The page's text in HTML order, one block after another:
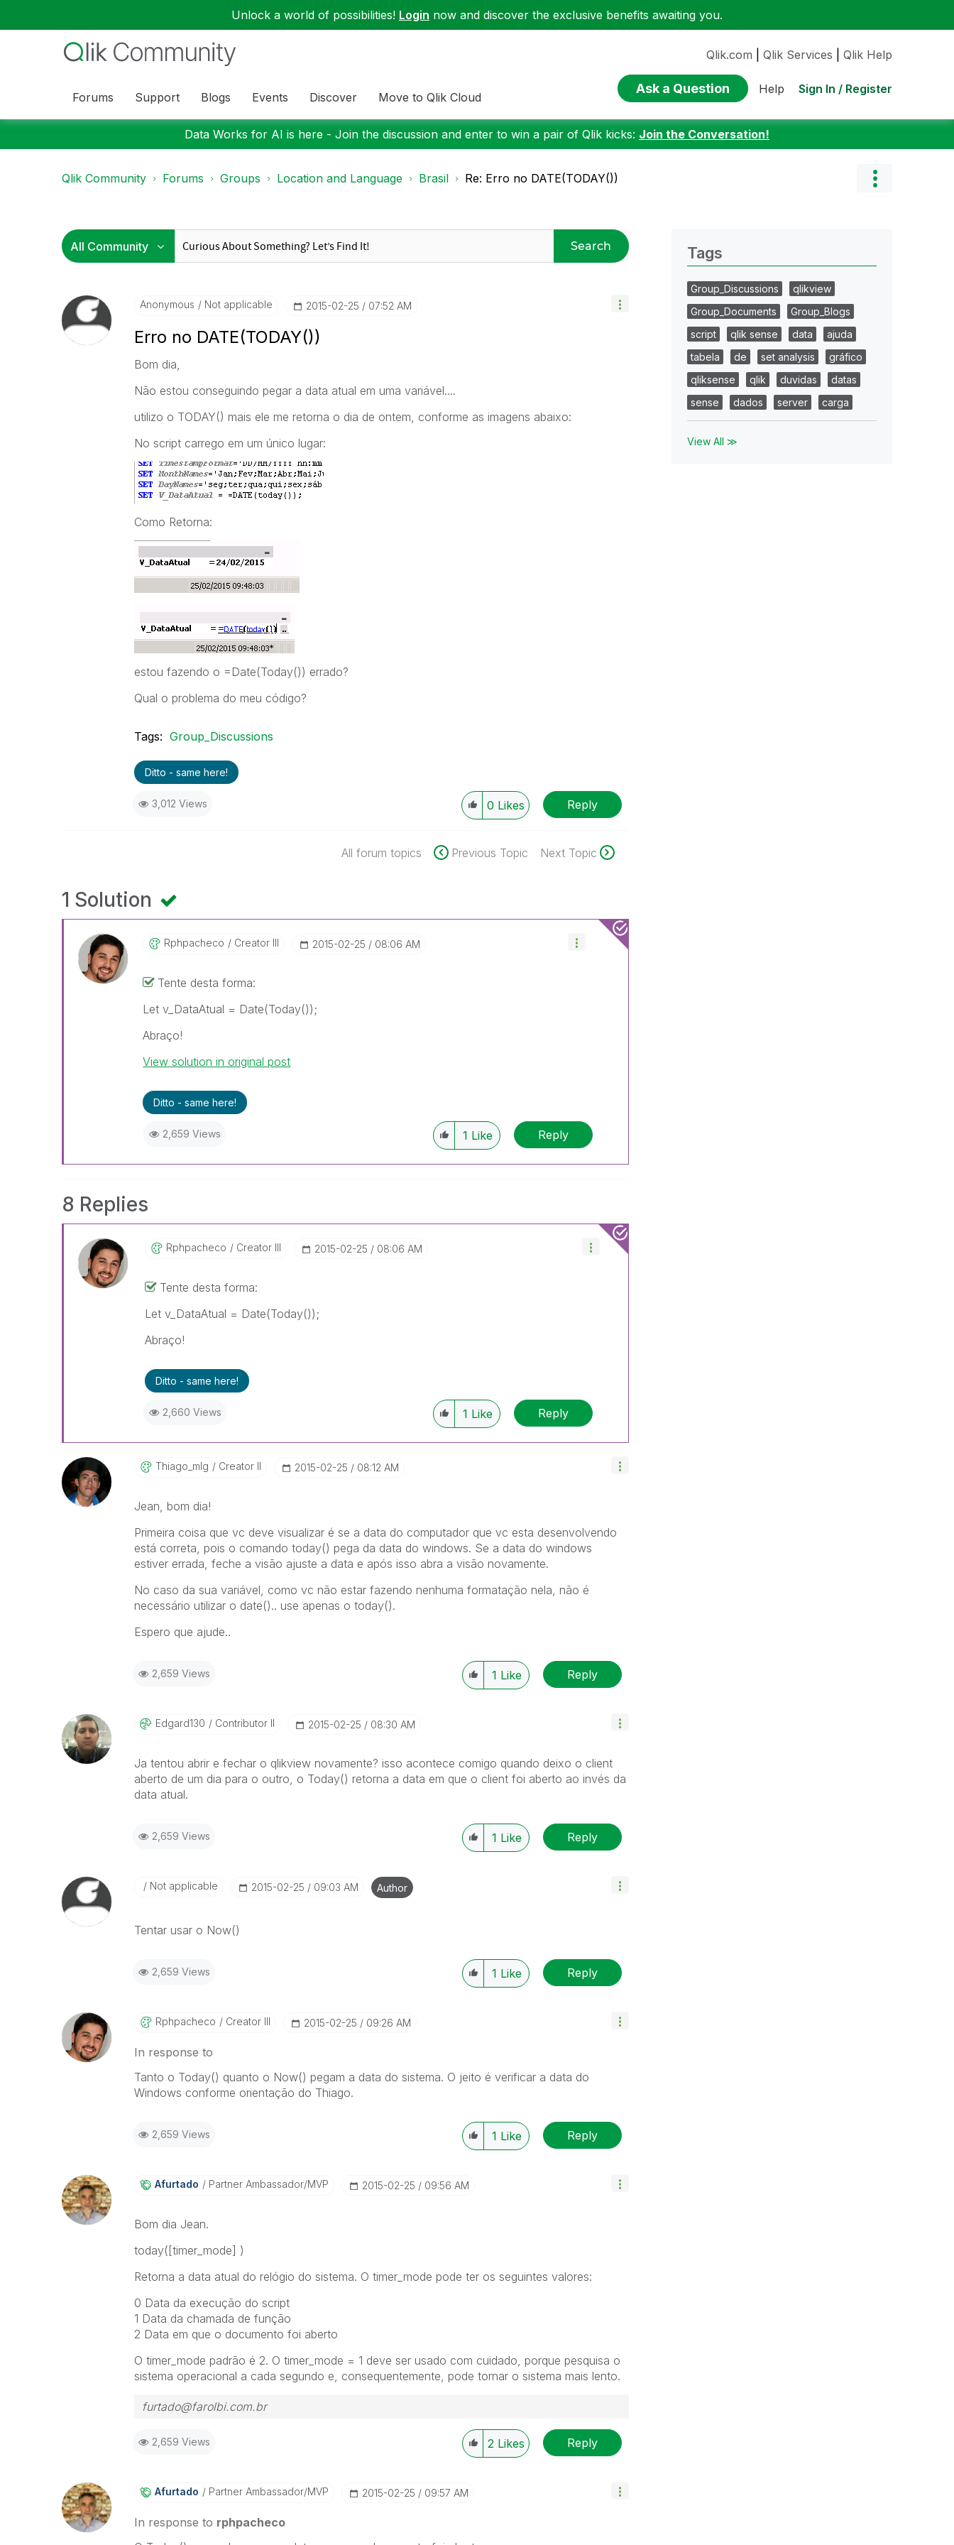
Unlock a world of possibilities! Login now and discover the exclusive benefits awaiting you.
Forums Support Blogs Events Discover Move to Qlik Cloud
Qlik.com Qlik Services Qlik Help
Ask a Question Help Sign In / Register
Data Works for AI is here - Join the discussion and enter to win a pair of Qlik kicks: Join the Conversation!
Qlik Community Forums Groups Location and Language Brasil Re: Erro no DATE(TODAY())
Search
Anonymous Not applicable ‎2015-02-25 07:52 AM
Erro no DATE(TODAY())
Bom dia,
Não estou conseguindo pegar a data atual em uma variável....
utilizo o TODAY() mais ele me retorna o dia de ontem, conforme as imagens abaixo:
No script carrego em um único lugar:
Como Retorna:
estou fazendo o =Date(Today()) errado?
Qual o problema do meu código?
Tags: Group_Discussions
Ditto - same here!
3,012 Views 0 Likes Reply
All forum topics Previous Topic Next Topic
1 Solution
Rphpacheco Creator III ‎2015-02-25 08:06 AM
Tente desta forma:
Let v_DataAtual = Date(Today());
Abraço!
View solution in original post
Ditto - same here!
2,659 Views 1 Like Reply
8 Replies
Rphpacheco Creator III ‎2015-02-25 08:06 AM
Tente desta forma:
Let v_DataAtual = Date(Today());
Abraço!
Ditto - same here!
2,660 Views 1 Like Reply
Thiago_mlg Creator II ‎2015-02-25 08:12 AM
Jean, bom dia!
Primeira coisa que vc deve visualizar é se a data do computador que vc esta desenvolvendo
está correta, pois o comando today() pega da data do windows. Se a data do windows
estiver errada, feche a visão ajuste a data e após isso abra a visão novamente.
No caso da sua variável, como vc não estar fazendo nenhuma formatação nela, não é
necessário utilizar o date().. use apenas o today().
Espero que ajude..
2,659 Views 1 Like Reply
Edgard130 Contributor II ‎2015-02-25 08:30 AM
Ja tentou abrir e fechar o qlikview novamente? isso acontece comigo quando deixo o client
aberto de um dia para o outro, o Today() retorna a data em que o client foi aberto ao invés da
data atual.
2,659 Views 1 Like Reply
Not applicable ‎2015-02-25 09:03 AM Author
Tentar usar o Now()
2,659 Views 1 Like Reply
Rphpacheco Creator III ‎2015-02-25 09:26 AM
In response to
Tanto o Today() quanto o Now() pegam a data do sistema. O jeito é verificar a data do
Windows conforme orientação do Thiago.
2,659 Views 1 Like Reply
Afurtado Partner Ambassador/MVP ‎2015-02-25 09:56 AM
Bom dia Jean.
today( [timer_mode] )
Retorna a data atual do relógio do sistema. O timer_mode pode ter os seguintes valores:
0 Data da execução do script
1 Data da chamada de função
2 Data em que o documento foi aberto
O timer_mode padrão é 2. O timer_mode = 1 deve ser usado com cuidado, porque pesquisa o
sistema operacional a cada segundo e, consequentemente, pode tornar o sistema mais lento.
furtado@farolbi.com.br
2,659 Views 2 Likes Reply
Afurtado Partner Ambassador/MVP ‎2015-02-25 09:57 AM
In response to rphpacheco
Tags
Group_Discussions
qlikview
Group_Documents
Group_Blogs
script
qlik sense data
ajuda
tabela
de set analysis
gráfico
qliksense
qlik duvidas
datas
sense
dados server carga
View All ≫